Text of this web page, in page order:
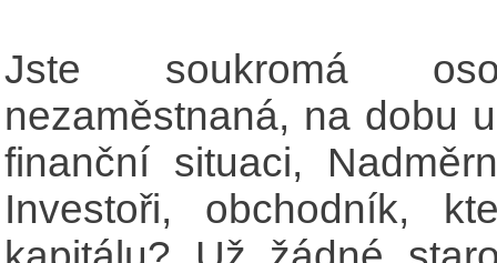
Jste soukromá
nezaměstnaná, na dobu
finanční situaci,
Investoři, obchodník,